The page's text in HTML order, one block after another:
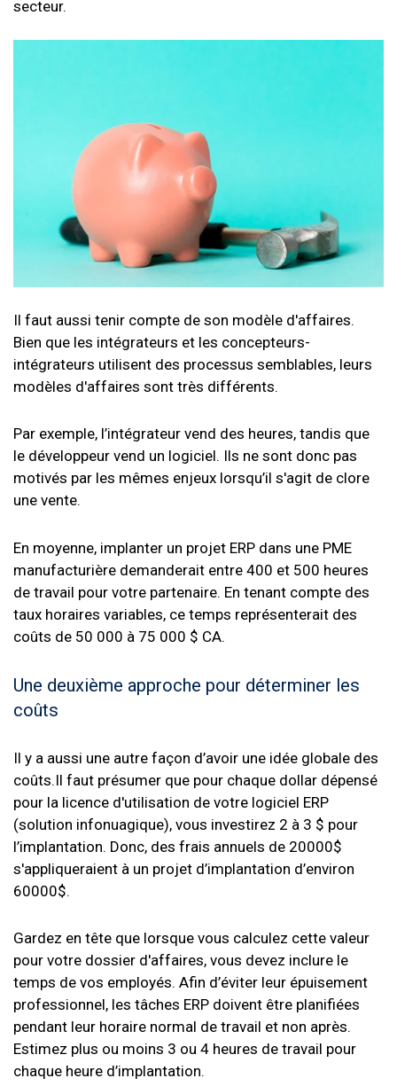
secteur.
Il faut aussi tenir compte de son modèle d'affaires.
Bien que les intégrateurs et les concepteurs-
intégrateurs utilisent des processus semblables, leurs
modèles d'affaires sont très différents.
Par exemple, l’intégrateur vend des heures, tandis que
le développeur vend un logiciel. Ils ne sont donc pas
motivés par les mêmes enjeux lorsqu’il s'agit de clore
une vente.
En moyenne, implanter un projet ERP dans une PME
manufacturière demanderait entre 400 et 500 heures
de travail pour votre partenaire. En tenant compte des
taux horaires variables, ce temps représenterait des
coûts de 50 000 à 75 000 $ CA.
Une deuxième approche pour déterminer les
coûts
Il y a aussi une autre façon d’avoir une idée globale des
coûts.Il faut présumer que pour chaque dollar dépensé
pour la licence d'utilisation de votre logiciel ERP
(solution infonuagique), vous investirez 2 à 3 $ pour
l’implantation. Donc, des frais annuels de 20000$
s'appliqueraient à un projet d’implantation d’environ
60000$.
Gardez en tête que lorsque vous calculez cette valeur
pour votre dossier d'affaires, vous devez inclure le
temps de vos employés. Afin d’éviter leur épuisement
professionnel, les tâches ERP doivent être planifiées
pendant leur horaire normal de travail et non après.
Estimez plus ou moins 3 ou 4 heures de travail pour
chaque heure d’implantation.